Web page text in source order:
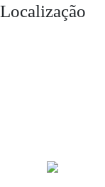
Localização